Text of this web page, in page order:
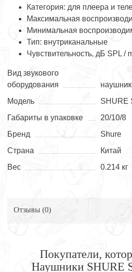
Категория: для плеера и
Максимальная
Минимальная
Тип: внутриканальные
Чувствительность, дБ SPL /
Вид звукового
оборудования
Модель
SHURE
Габариты в упаковке
20/10/8
Бренд
Shure
Страна
Китай
Вес
0.214 кг
Отзывы (0)
Покупатели,
Наушники SHURE